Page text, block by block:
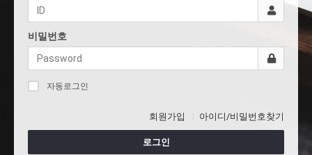
비밀번호
자동로그인
회원가입 아이디/비밀번호찾기
로그인